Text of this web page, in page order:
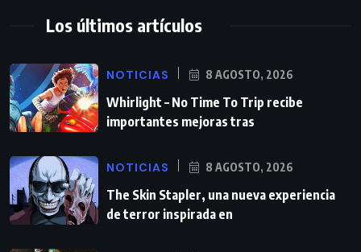
Los últimos artículos
NOTICIAS 8 AGOSTO, 2026
Whirlight – No Time To Trip recibe
importantes mejoras tras
NOTICIAS 8 AGOSTO, 2026
The Skin Stapler, una nueva experiencia
de terror inspirada en